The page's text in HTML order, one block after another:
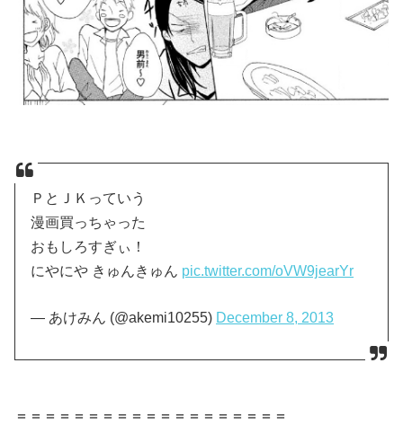
ＰとＪＫっていう
漫画買っちゃった
おもしろすぎぃ！
にやにや きゅんきゅん pic.twitter.com/oVW9jearYr
— あけみん (@akemi10255) December 8, 2013
＝＝＝＝＝＝＝＝＝＝＝＝＝＝＝＝＝＝＝